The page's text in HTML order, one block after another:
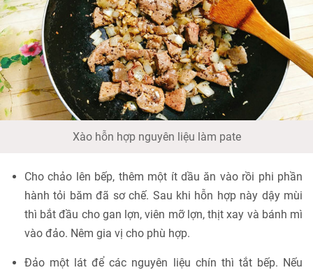
Xào hỗn hợp nguyên liệu làm pate
Cho chảo lên bếp, thêm một ít dầu ăn vào rồi phi phần
hành tỏi băm đã sơ chế. Sau khi hỗn hợp này dậy mùi
thì bắt đầu cho gan lợn, viên mỡ lợn, thịt xay và bánh mì
vào đảo. Nêm gia vị cho phù hợp.
Đảo một lát để các nguyên liệu chín thì tắt bếp. Nếu